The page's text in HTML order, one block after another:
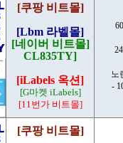
[쿠팡 비트몰]
[Lbm 라벨몰]
[네이버 비트몰]
CL835TY]
[iLabels 옥션]
[G마켓 iLabels]
[11번가 비트몰]
노
-
[쿠팡 비트몰]